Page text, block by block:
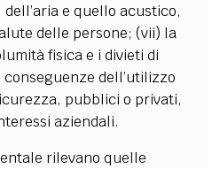
e quello acustico,
delle persone; (vii) la
fisica e i divieti di
dell’utilizzo
pubblici o privati,
aziendali.
rilevano quelle